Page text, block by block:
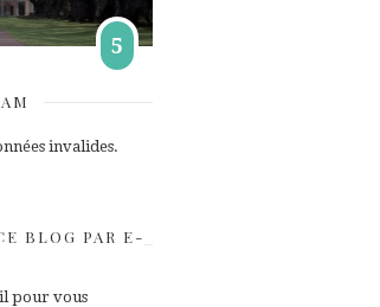
5
invalides.
BLOG PAR E-
pour vous